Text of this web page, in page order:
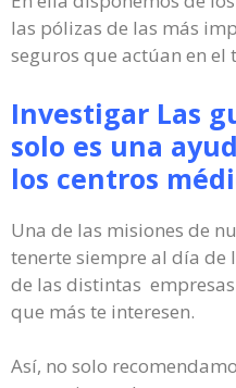
las pólizas de las más
seguros que actúan en
Investigar Las
solo es una
los centros
Una de las misiones de
tenerte siempre al día de
de las distintas
que más te interesen.
Así, no solo